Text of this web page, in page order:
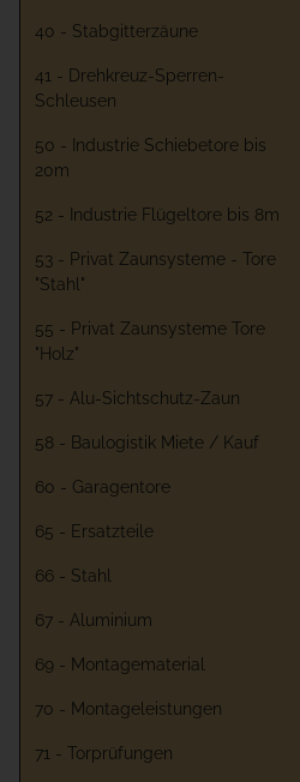
40 - Stabgitterzäune
41 - Drehkreuz-Sperren-
Schleusen
50 - Industrie Schiebetore bis
20m
52 - Industrie Flügeltore bis 8m
53 - Privat Zaunsysteme - Tore
"Stahl"
55 - Privat Zaunsysteme Tore
"Holz"
57 - Alu-Sichtschutz-Zaun
58 - Baulogistik Miete / Kauf
60 - Garagentore
65 - Ersatzteile
66 - Stahl
67 - Aluminium
69 - Montagematerial
70 - Montageleistungen
71 - Torprüfungen